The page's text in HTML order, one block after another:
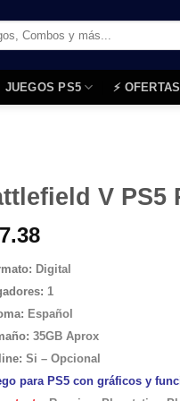
JUEGOS PS5 ⚡ OFERTAS
V PS5
Digital
1
Español
: 35GB Aprox
Si – Opcional
para PS5 con gráficos y